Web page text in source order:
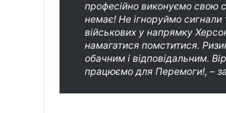
професійно виконуємо свою
немає! Не ігноруймо сигнали
військових у напрямку
намагатися помститися.
обачним і відповідальним.
працюємо для Перемоги!, –